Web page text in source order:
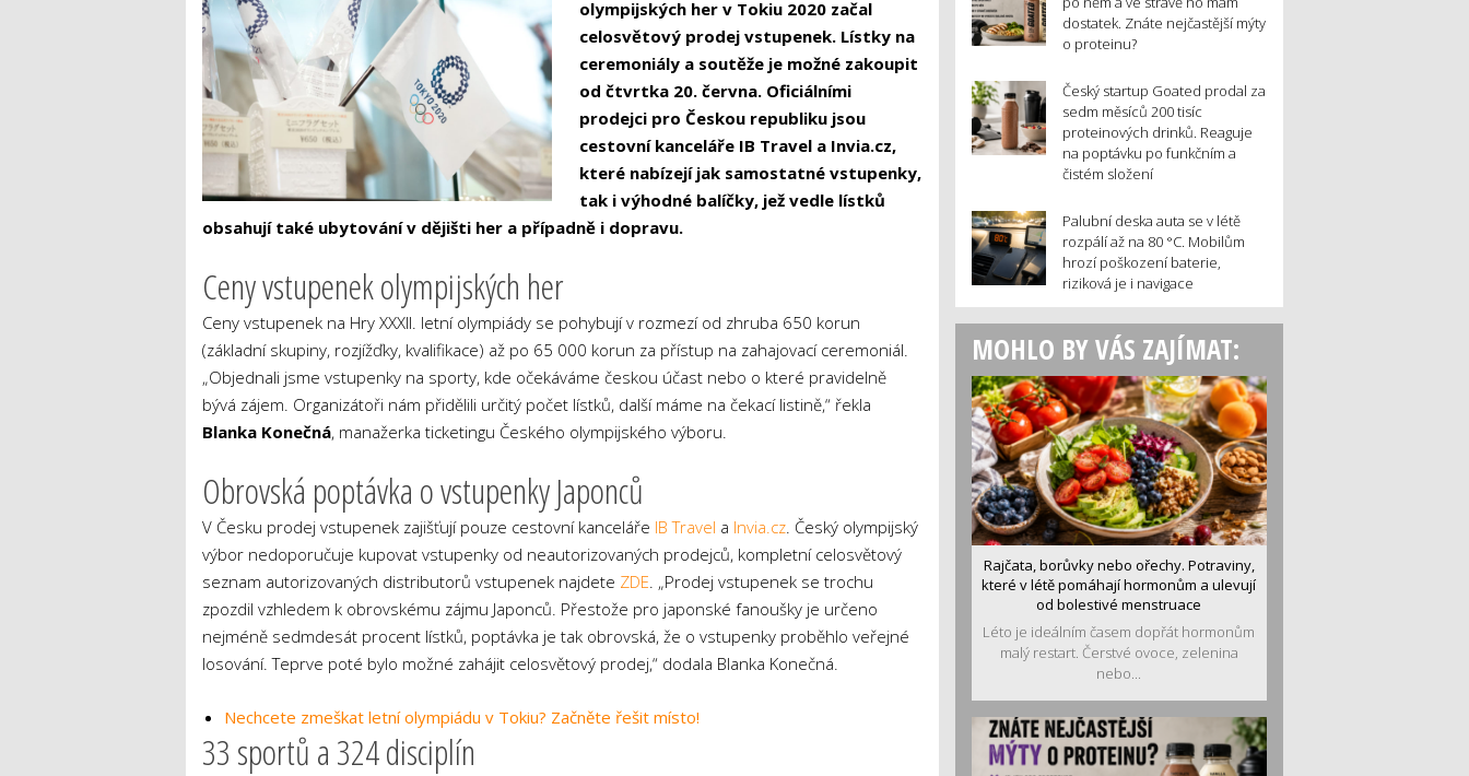
olympijských her v Tokiu 2020 začal
celosvětový prodej vstupenek. Lístky na
ceremoniály a soutěže je možné zakoupit
od čtvrtka 20. června. Oficiálními
prodejci pro Českou republiku jsou
cestovní kanceláře IB Travel a Invia.cz,
které nabízejí jak samostatné vstupenky,
tak i výhodné balíčky, jež vedle lístků
obsahují také ubytování v dějišti her a případně i dopravu.
Ceny vstupenek olympijských her
Ceny vstupenek na Hry XXXII. letní olympiády se pohybují v rozmezí od zhruba 650 korun
(základní skupiny, rozjížďky, kvalifikace) až po 65 000 korun za přístup na zahajovací ceremoniál.
„Objednali jsme vstupenky na sporty, kde očekáváme českou účast nebo o které pravidelně
bývá zájem. Organizátoři nám přidělili určitý počet lístků, další máme na čekací listině,“ řekla
Blanka Konečná, manažerka ticketingu Českého olympijského výboru.
Obrovská poptávka o vstupenky Japonců
V Česku prodej vstupenek zajišťují pouze cestovní kanceláře IB Travel a Invia.cz. Český olympijský
výbor nedoporučuje kupovat vstupenky od neautorizovaných prodejců, kompletní celosvětový
seznam autorizovaných distributorů vstupenek najdete ZDE. „Prodej vstupenek se trochu
zpozdil vzhledem k obrovskému zájmu Japonců. Přestože pro japonské fanoušky je určeno
nejméně sedmdesát procent lístků, poptávka je tak obrovská, že o vstupenky proběhlo veřejné
losování. Teprve poté bylo možné zahájit celosvětový prodej,“ dodala Blanka Konečná.
Nechcete zmeškat letní olympiádu v Tokiu? Začněte řešit místo!
33 sportů a 324 disciplín
dostatek. Znáte nejčastější mýty
o proteinu?
Český startup Goated prodal za
sedm měsíců 200 tisíc
proteinových drinků. Reaguje
na poptávku po funkčním a
čistém složení
Palubní deska auta se v létě
rozpálí až na 80 °C. Mobilům
hrozí poškození baterie,
riziková je i navigace
MOHLO BY VÁS ZAJÍMAT:
Rajčata, borůvky nebo ořechy. Potraviny,
které v létě pomáhají hormonům a ulevují
od bolestivé menstruace
Léto je ideálním časem dopřát hormonům
malý restart. Čerstvé ovoce, zelenina
nebo...